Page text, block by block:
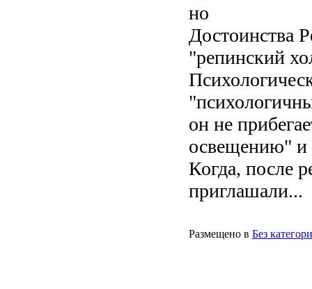
но
Достоинства
"репинский
он не
освещению" и
Когда, после
приглашали...
Размещено в Без